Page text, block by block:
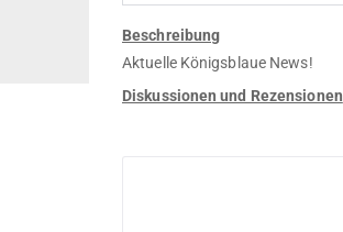
Beschreibung
Aktuelle Königsblaue News!
Diskussionen und Rezensionen